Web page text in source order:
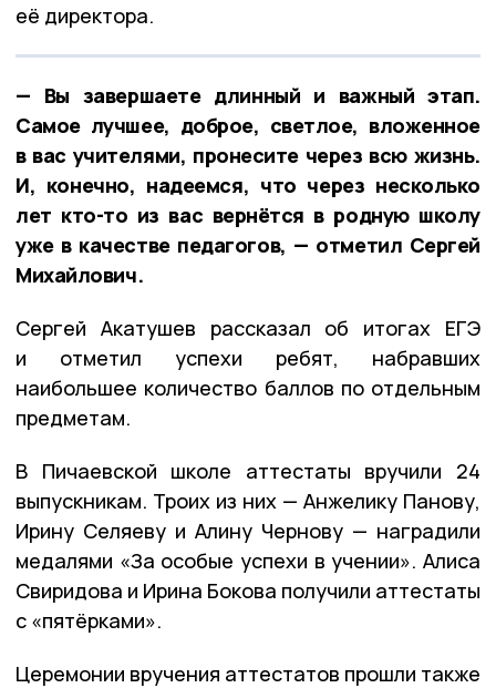
её директора.
— Вы завершаете длинный и важный этап.
Самое лучшее, доброе, светлое, вложенное
в вас учителями, пронесите через всю жизнь.
И, конечно, надеемся, что через несколько
лет кто-то из вас вернётся в родную школу
уже в качестве педагогов, — отметил Сергей
Михайлович.
Сергей Акатушев рассказал об итогах ЕГЭ
и отметил успехи ребят, набравших
наибольшее количество баллов по отдельным
предметам.
В Пичаевской школе аттестаты вручили 24
выпускникам. Троих из них — Анжелику Панову,
Ирину Селяеву и Алину Чернову — наградили
медалями «За особые успехи в учении». Алиса
Свиридова и Ирина Бокова получили аттестаты
с «пятёрками».
Церемонии вручения аттестатов прошли также